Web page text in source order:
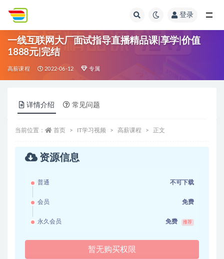
登录
一线互联网大厂面试指导直播精品课|享学|价值
1888元|完结
高薪课程 2022-06-12 专属
详情介绍 常见问题
当前位置： 首页 IT学习视频 高薪课程 正文
资源信息
普通 不可下载
会员 免费
永久会员 免费 推荐
暂无购买权限